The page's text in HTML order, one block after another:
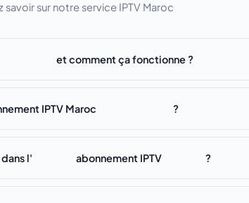
sur notre service IPTV Maroc
et comment ça fonctionne ?
IPTV Maroc ?
l' abonnement IPTV ?